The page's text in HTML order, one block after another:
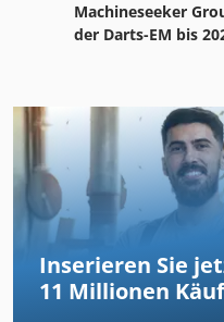
Machineseeker
der Darts-EM bis
Inserieren Sie
11 Millionen